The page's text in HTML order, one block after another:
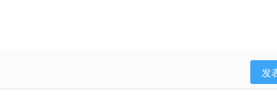
发